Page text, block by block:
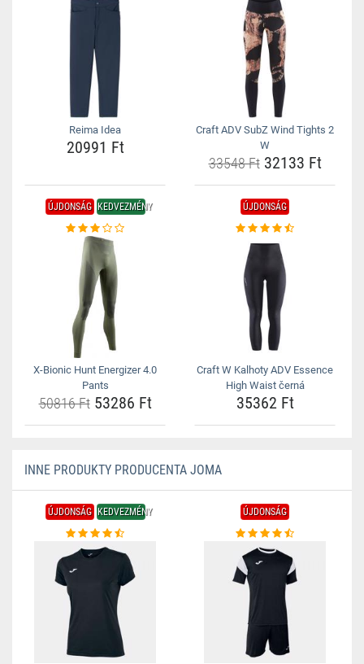
Reima Idea
20991 Ft
Craft ADV SubZ Wind Tights 2
W
33548 Ft32133 Ft
ÚJDONSÁG KEDVEZMÉNY
X-Bionic Hunt Energizer 4.0
Pants
50816 Ft53286 Ft
ÚJDONSÁG
Craft W Kalhoty ADV Essence
High Waist černá
35362 Ft
INNE PRODUKTY PRODUCENTA JOMA
ÚJDONSÁG KEDVEZMÉNY ÚJDONSÁG